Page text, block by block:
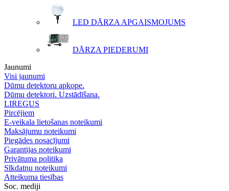
LED DĀRZA APGAISMOJUMS
DĀRZA PIEDERUMI
Jaunumi
Visi jaunumi
Dūmu detektoru apkope.
Dūmu detektori. Uzstādīšana.
LIREGUS
Pircējiem
E-veikala lietošanas noteikumi
Maksājumu noteikumi
Piegādes nosacījumi
Garantijas noteikumi
Privātuma politika
Sīkdatņu noteikumi
Atteikuma tiesības
Soc. mediji